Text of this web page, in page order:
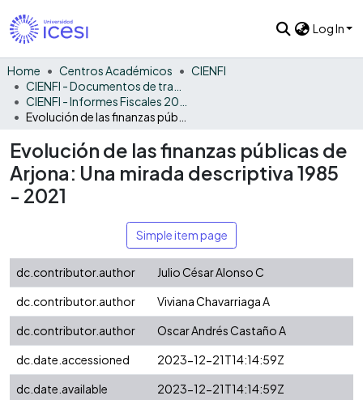
Log In
Home Centros Académicos
CIENFI
Evolución de las finanzas públicas de
Arjona: Una mirada descriptiva 1985
- 2021
Simple item page
dc.contributor.author
Julio César Alonso C
dc.contributor.author
Viviana Chavarriaga A
dc.contributor.author
Oscar Andrés Castaño A
dc.date.accessioned
2023-12-21T14:14:59Z
dc.date.available
2023-12-21T14:14:59Z